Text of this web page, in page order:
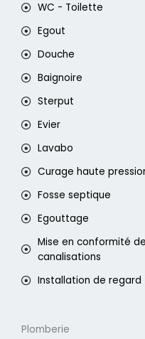
WC - Toilette
Egout
Douche
Baignoire
Sterput
Evier
Lavabo
Curage haute
Fosse septique
Egouttage
Mise en conformité
canalisations
Installation de regard
Plomberie